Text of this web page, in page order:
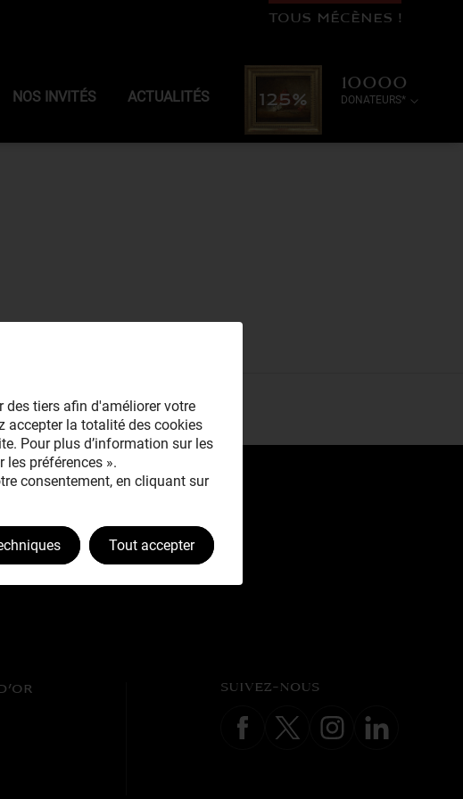
TOUS MÉCÈNES !
NOS INVITÉS ACTUALITÉS 125%
10000
DONATEURS*
SUIVEZ-NOUS
des tiers afin d'améliorer votre
accepter la totalité des cookies
Pour plus d’information sur les
les préférences ».
consentement, en cliquant sur
Tout accepter